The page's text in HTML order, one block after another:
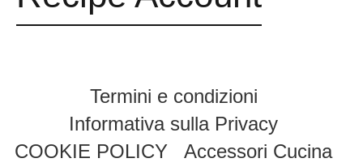
Termini e condizioni
Informativa sulla Privacy
COOKIE POLICY
Accessori Cucina